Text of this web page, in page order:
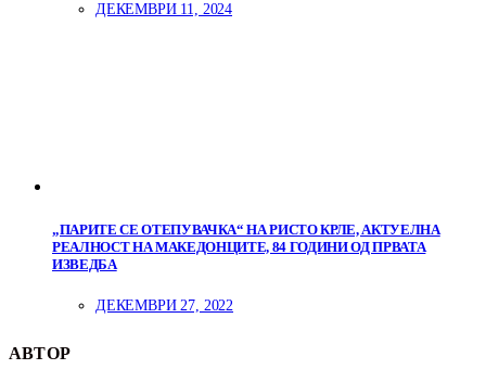
ДЕКЕМВРИ 11, 2024
„ПАРИТЕ СЕ ОТЕПУВАЧКА“ НА РИСТО КРЛЕ, АКТУЕЛНА
РЕАЛНОСТ НА МАКЕДОНЦИТЕ, 84 ГОДИНИ ОД ПРВАТА
ИЗВЕДБА
ДЕКЕМВРИ 27, 2022
АВТОР